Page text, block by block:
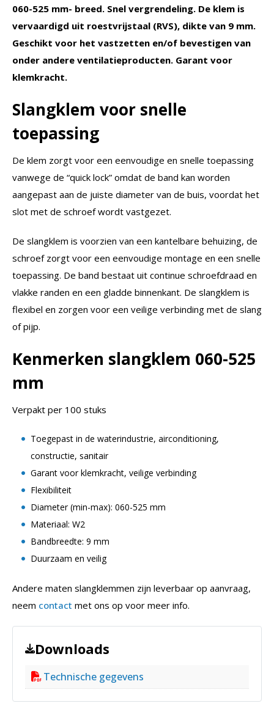
060-525 mm- breed. Snel vergrendeling. De klem is
vervaardigd uit roestvrijstaal (RVS), dikte van 9 mm.
Geschikt voor het vastzetten en/of bevestigen van
onder andere ventilatieproducten. Garant voor
klemkracht.
Slangklem voor snelle
toepassing
De klem zorgt voor een eenvoudige en snelle toepassing
vanwege de “quick lock” omdat de band kan worden
aangepast aan de juiste diameter van de buis, voordat het
slot met de schroef wordt vastgezet.
De slangklem is voorzien van een kantelbare behuizing, de
schroef zorgt voor een eenvoudige montage en een snelle
toepassing. De band bestaat uit continue schroefdraad en
vlakke randen en een gladde binnenkant. De slangklem is
flexibel en zorgen voor een veilige verbinding met de slang
of pijp.
Kenmerken slangklem 060-525
mm
Verpakt per 100 stuks
Toegepast in de waterindustrie, airconditioning,
constructie, sanitair
Garant voor klemkracht, veilige verbinding
Flexibiliteit
Diameter (min-max): 060-525 mm
Materiaal: W2
Bandbreedte: 9 mm
Duurzaam en veilig
Andere maten slangklemmen zijn leverbaar op aanvraag,
neem contact met ons op voor meer info.
Downloads
Technische gegevens